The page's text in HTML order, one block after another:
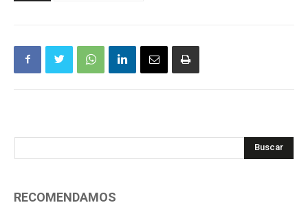
Buscar
RECOMENDAMOS